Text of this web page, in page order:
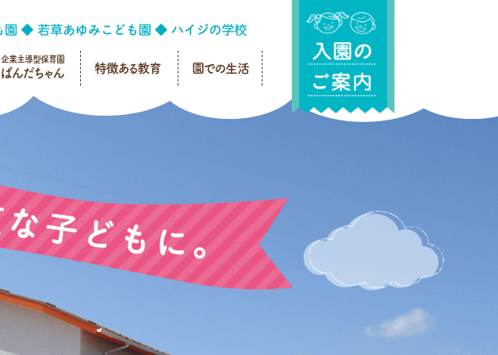
企業主導型保育園
ぱんだちゃん 特徴ある教育 園での生活